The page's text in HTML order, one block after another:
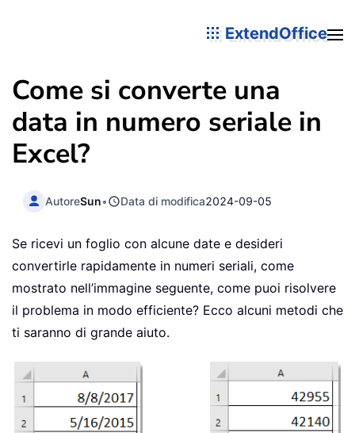
ExtendOffice
Come si converte una
data in numero seriale in
Excel?
AutoreSun• Data di modifica2024-09-05
Se ricevi un foglio con alcune date e desideri
convertirle rapidamente in numeri seriali, come
mostrato nell’immagine seguente, come puoi risolvere
il problema in modo efficiente? Ecco alcuni metodi che
ti saranno di grande aiuto.